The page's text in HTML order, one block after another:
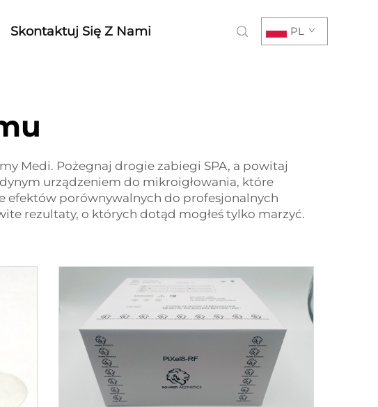
Skontaktuj Się Z Nami PL
Medi. Pożegnaj drogie zabiegi SPA, a powitaj
urządzeniem do mikroigłowania, które
efektów porównywalnych do profesjonalnych
rezultaty, o których dotąd mogłeś tylko marzyć.